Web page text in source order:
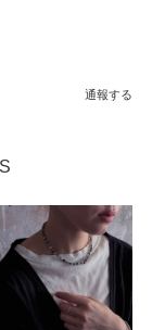
通報する